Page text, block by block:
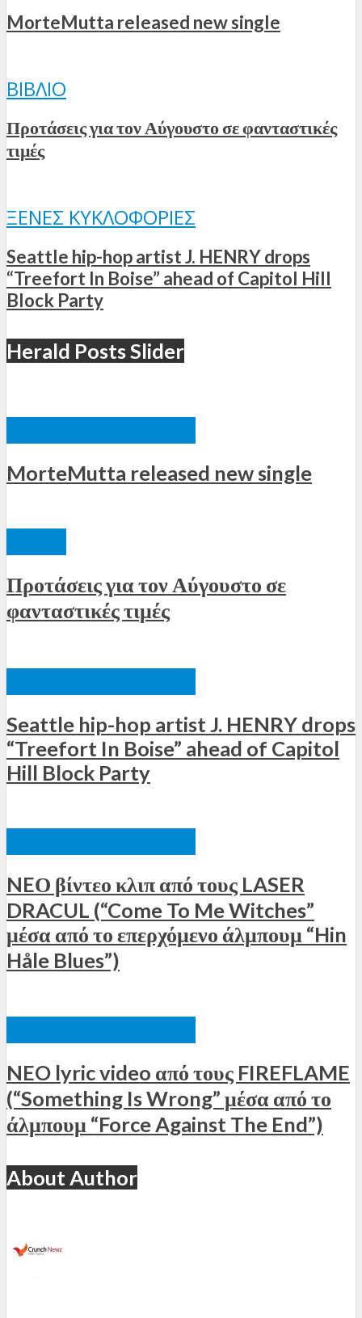
MorteMutta released new single
ΒΙΒΛΊΟ
Προτάσεις για τον Αύγουστο σε φανταστικές
τιμές
ΞΈΝΕΣ ΚΥΚΛΟΦΟΡΊΕΣ
Seattle hip-hop artist J. HENRY drops
“Treefort In Boise” ahead of Capitol Hill
Block Party
Herald Posts Slider
MorteMutta released new single
Προτάσεις για τον Αύγουστο σε
φανταστικές τιμές
Seattle hip-hop artist J. HENRY drops
“Treefort In Boise” ahead of Capitol
Hill Block Party
NEΟ βίντεο κλιπ από τους LASER
DRACUL (“Come To Me Witches”
μέσα από το επερχόμενο άλμπουμ “Hin
Håle Blues”)
NEO lyric video από τους FIREFLAME
(“Something Is Wrong” μέσα από το
άλμπουμ “Force Against The End”)
About Author